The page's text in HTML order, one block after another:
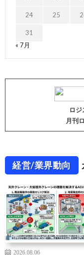
24 25
31
« 7月
ロ
月刊
経営/業界動向
2026.08.06